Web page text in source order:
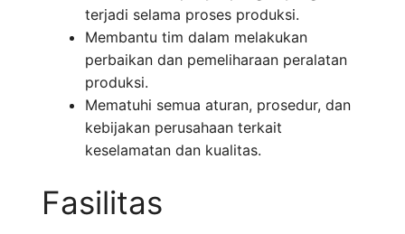
terjadi selama proses produksi.
Membantu tim dalam melakukan
perbaikan dan pemeliharaan peralatan
produksi.
Mematuhi semua aturan, prosedur, dan
kebijakan perusahaan terkait
keselamatan dan kualitas.
Fasilitas